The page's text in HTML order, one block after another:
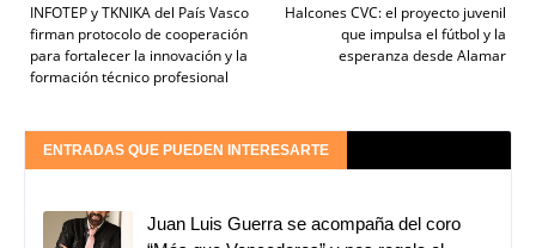
Halcones CVC: el proyecto juvenil
que impulsa el fútbol y la
esperanza desde Alamar
INFOTEP y TKNIKA del País Vasco
firman protocolo de cooperación
para fortalecer la innovación y la
formación técnico profesional
ENTRADAS QUE PUEDEN INTERESARTE
Juan Luis Guerra se acompaña del coro